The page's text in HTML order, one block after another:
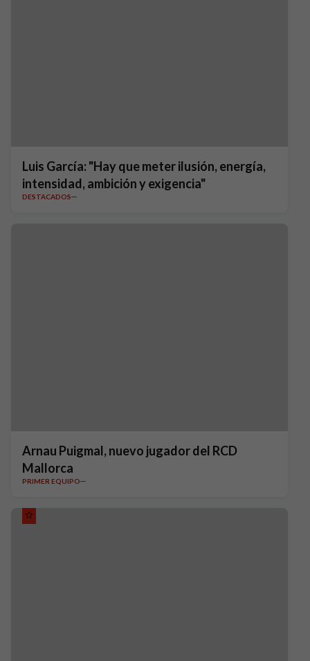
Luis García: "Hay que meter ilusión, energía,
intensidad, ambición y exigencia"
DESTACADOS
Arnau Puigmal, nuevo jugador del RCD
Mallorca
PRIMER EQUIPO